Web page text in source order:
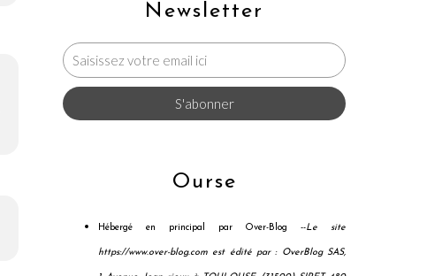
Newsletter
Ourse
Hébergé en principal par Over-Blog --Le site
https://www.over-blog.com est édité par : OverBlog SAS,